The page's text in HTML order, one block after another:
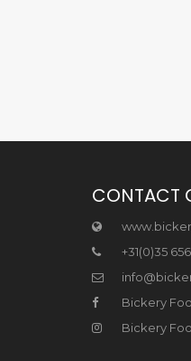
CONTACT
+31(0)35
Bickery
Bickery